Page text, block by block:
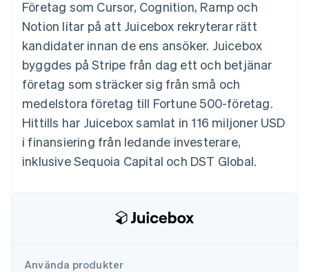
Mer
Product roadmap
Se vad som kommer härnäst
Radar
Bedrägeribekämpning
Atlas
Bolagsbildning för startups
Climate
Koldioxidinfångning
Identity
Besöksnäring, resor
Försäkringsbolag
Media och
Ideella organisationer
Professionella tjänster
Offentlig sektor
Detaljhandel
Ecosystem
Stripe App Marketplace
Resurser
Appintegrationer
Utvecklarblogg
API-status
Kontakt
Kontakta säljteamet
Bli partner
Företag som Cursor, Cognition, Ramp och
Notion litar på att Juicebox rekryterar rätt
kandidater innan de ens ansöker. Juicebox
byggdes på Stripe från dag ett och betjänar
företag som sträcker sig från små och
medelstora företag till Fortune 500-företag.
Hittills har Juicebox samlat in 116 miljoner USD
i finansiering från ledande investerare,
inklusive Sequoia Capital och DST Global.
Använda produkter